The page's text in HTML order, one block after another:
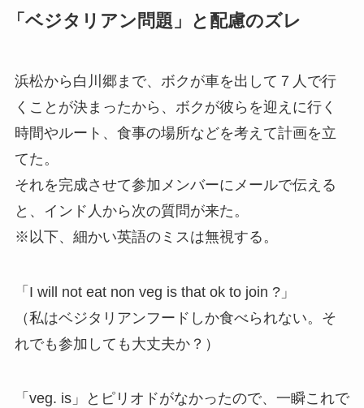
「ベジタリアン問題」と配慮のズレ
浜松から白川郷まで、ボクが車を出して７人で行
くことが決まったから、ボクが彼らを迎えに行く
時間やルート、食事の場所などを考えて計画を立
てた。
それを完成させて参加メンバーにメールで伝える
と、インド人から次の質問が来た。
※以下、細かい英語のミスは無視する。
「I will not eat non veg is that ok to join ?」
（私はベジタリアンフードしか食べられない。そ
れでも参加しても大丈夫か？）
「veg. is」とピリオドがなかったので、一瞬これで